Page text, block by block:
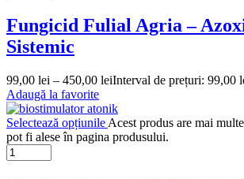
Fungicid Fulial Agria –
Sistemic
99,00 lei – 450,00 leiInterval de prețuri: 99,00
Adaugă la favorite
Selectează opțiunile Acest produs are mai
pot fi alese în pagina produsului.